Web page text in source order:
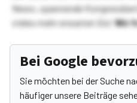
News, spannende
vieles mehr erwarten Sie!Wir
Bei Google
Sie möchten bei der Suche
häufiger unsere Beiträge